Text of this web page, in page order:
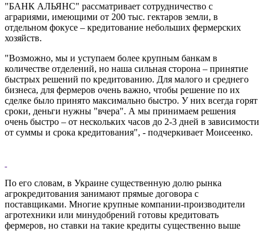
"БАНК АЛЬЯНС" рассматривает сотрудничество с
аграриями, имеющими от 200 тыс. гектаров земли, в
отдельном фокусе – кредитование небольших фермерских
хозяйств.
"Возможно, мы и уступаем более крупным банкам в
количестве отделений, но наша сильная сторона – принятие
быстрых решений по кредитованию. Для малого и среднего
бизнеса, для фермеров очень важно, чтобы решение по их
сделке было принято максимально быстро. У них всегда горят
сроки, деньги нужны "вчера". А мы принимаем решения
очень быстро – от нескольких часов до 2-3 дней в зависимости
от суммы и срока кредитования", - подчеркивает Моисеенко.
По его словам, в Украине существенную долю рынка
агрокредитования занимают прямые договора с
поставщиками. Многие крупные компании-производители
агротехники или минудобрений готовы кредитовать
фермеров, но ставки на такие кредиты существенно выше